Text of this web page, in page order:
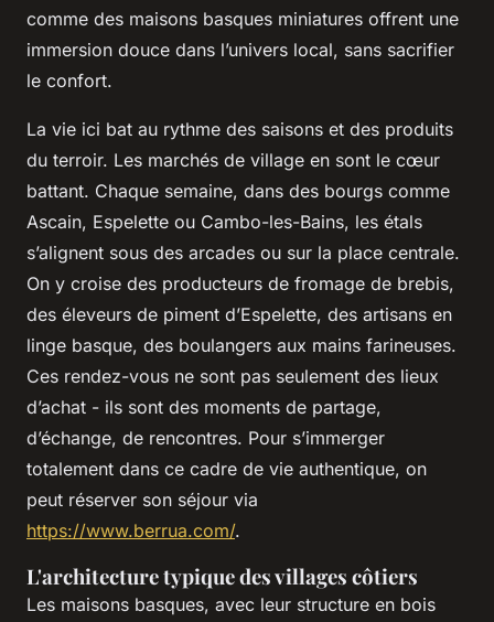
comme des maisons basques miniatures offrent une
immersion douce dans l’univers local, sans sacrifier
le confort.
La vie ici bat au rythme des saisons et des produits
du terroir. Les marchés de village en sont le cœur
battant. Chaque semaine, dans des bourgs comme
Ascain, Espelette ou Cambo-les-Bains, les étals
s’alignent sous des arcades ou sur la place centrale.
On y croise des producteurs de fromage de brebis,
des éleveurs de piment d’Espelette, des artisans en
linge basque, des boulangers aux mains farineuses.
Ces rendez-vous ne sont pas seulement des lieux
d’achat - ils sont des moments de partage,
d’échange, de rencontres. Pour s’immerger
totalement dans ce cadre de vie authentique, on
peut réserver son séjour via
https://www.berrua.com/.
L'architecture typique des villages côtiers
Les maisons basques, avec leur structure en bois